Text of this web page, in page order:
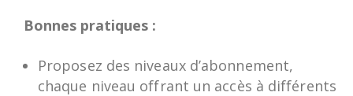
Bonnes pratiques :
Proposez des niveaux d’abonnement,
chaque niveau offrant un accès à différents